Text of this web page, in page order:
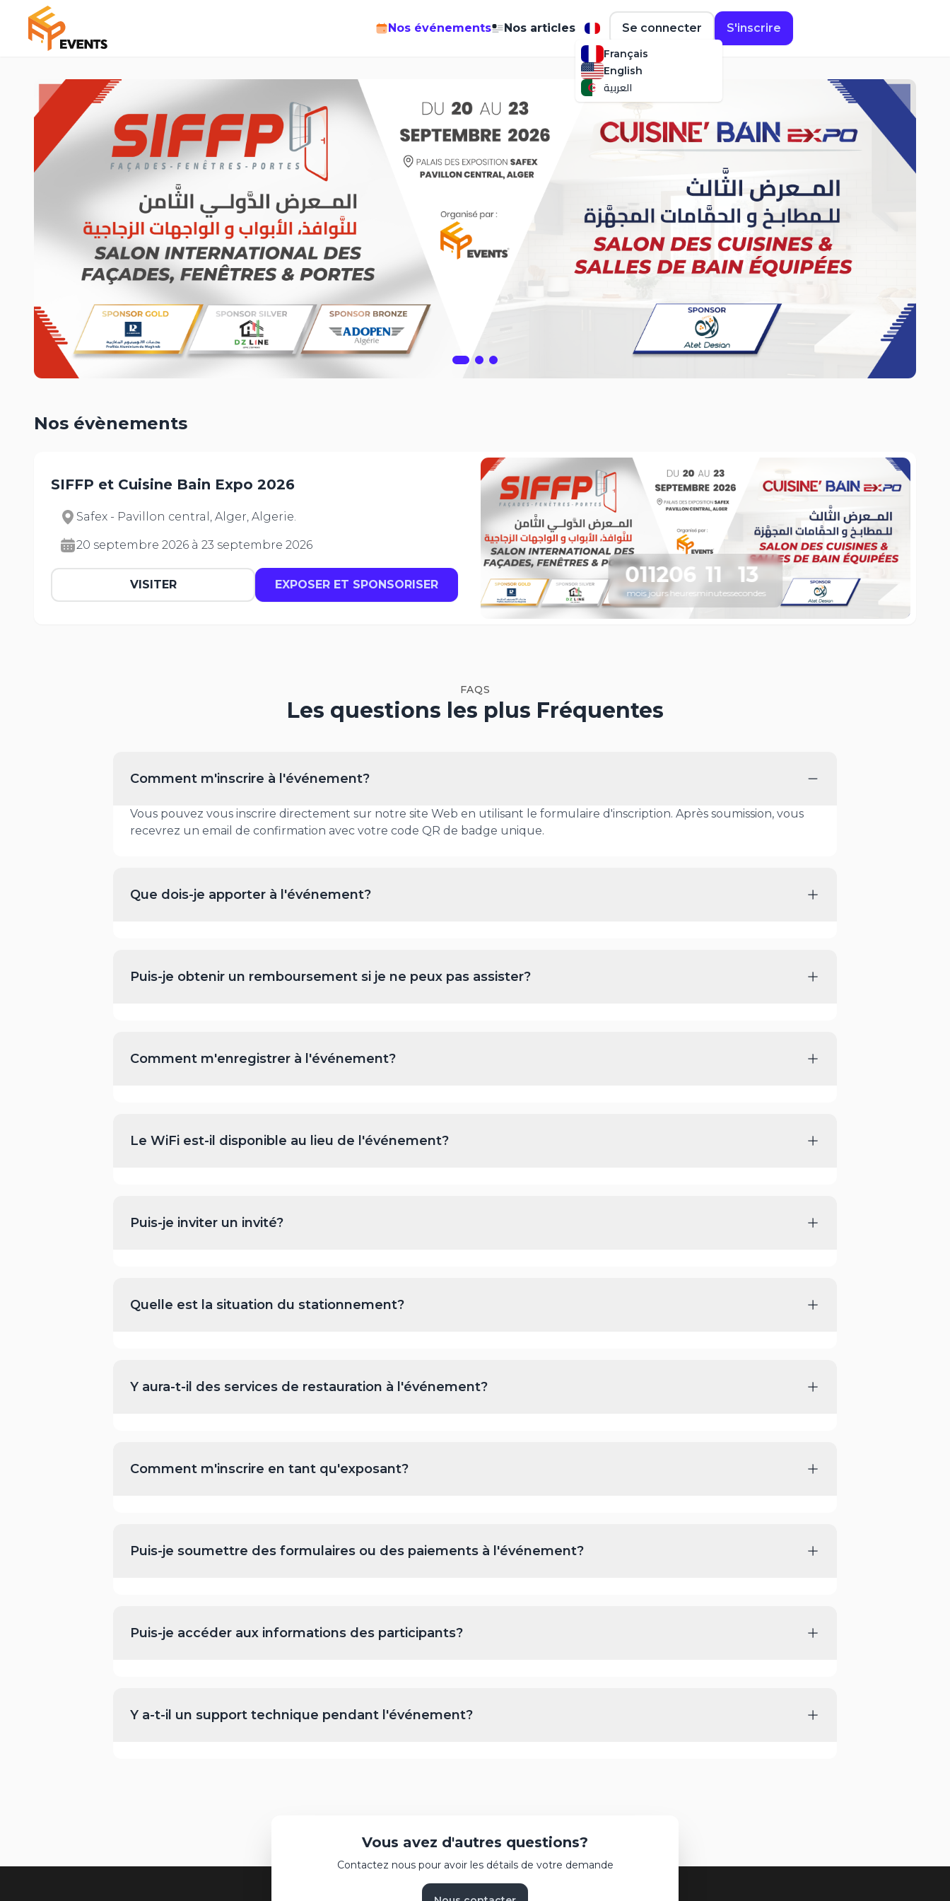
Nos événements Nos articles
Français
English
العربية
Se connecter S'inscrire
Nos évènements
SIFFP et Cuisine Bain Expo 2026
Safex - Pavillon central, Alger, Algerie.
20 septembre 2026 à 23 septembre 2026
VISITER EXPOSER ET SPONSORISER 01
mois
12
jours
06
heures
11
minutes
12
secondes
FAQS
Les questions les plus Fréquentes
Comment m'inscrire à l'événement?
Vous pouvez vous inscrire directement sur notre site Web en utilisant le formulaire d'inscription. Après soumission, vous
recevrez un email de confirmation avec votre code QR de badge unique.
Que dois-je apporter à l'événement?
Puis-je obtenir un remboursement si je ne peux pas assister?
Comment m'enregistrer à l'événement?
Le WiFi est-il disponible au lieu de l'événement?
Puis-je inviter un invité?
Quelle est la situation du stationnement?
Y aura-t-il des services de restauration à l'événement?
Comment m'inscrire en tant qu'exposant?
Puis-je soumettre des formulaires ou des paiements à l'événement?
Puis-je accéder aux informations des participants?
Y a-t-il un support technique pendant l'événement?
Vous avez d'autres questions?
Contactez nous pour avoir les détails de votre demande